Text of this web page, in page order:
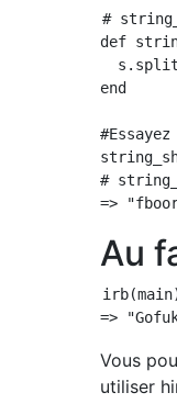
#
def
end
#
Au
Vous
utiliser